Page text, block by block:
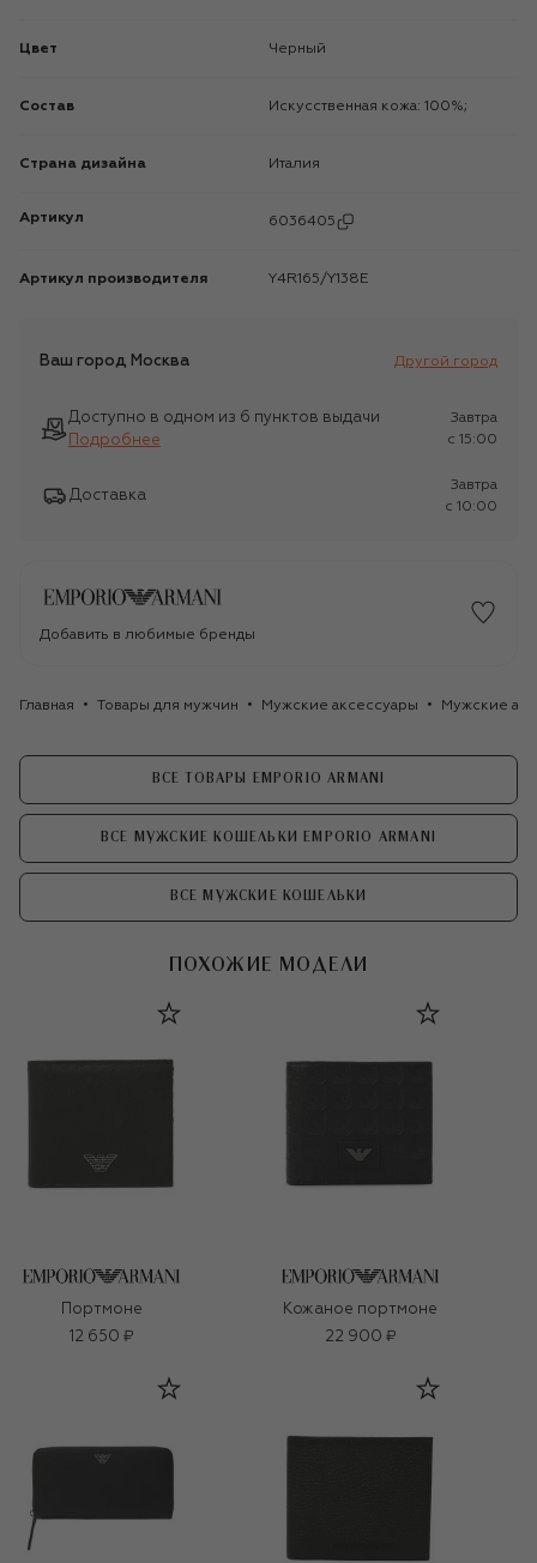
Цвет Черный
Состав Искусственная кожа: 100%;
Страна дизайна Италия
Артикул 6036405
Артикул производителя Y4R165/Y138E
Ваш город Москва Другой город
Доступно в одном из 6 пунктов выдачи
Подробнее
Завтра
c 15:00
Доставка
Завтра
c 10:00
Добавить в любимые бренды
Главная Товары для мужчин Мужские аксессуары Мужские
ВСЕ ТОВАРЫ EMPORIO ARMANI
ВСЕ МУЖСКИЕ КОШЕЛЬКИ EMPORIO ARMANI
ВСЕ МУЖСКИЕ КОШЕЛЬКИ
ПОХОЖИЕ МОДЕЛИ
Портмоне
12 650 ₽
Кожаное портмоне
22 900 ₽